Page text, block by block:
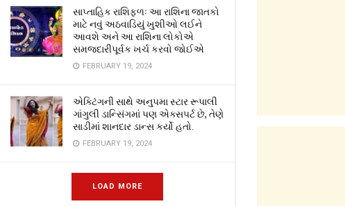
સાપ્તાહિક રાશિફળઃ આ રાશિના જાતકો
માટે નવું અઠવાડિયું ખુશીઓ લઈને
આવશે અને આ રાશિના લોકોએ
સમજદારીપૂર્વક ખર્ચ કરવો જોઈએ
FEBRUARY 19, 2024
એક્ટિંગની સાથે અનુપમા સ્ટાર રૂપાલી
ગાંગુલી ડાન્સિંગમાં પણ એક્સપર્ટ છે, તેણે
સાડીમાં શાનદાર ડાન્સ કર્યો હતો.
FEBRUARY 19, 2024
LOAD MORE